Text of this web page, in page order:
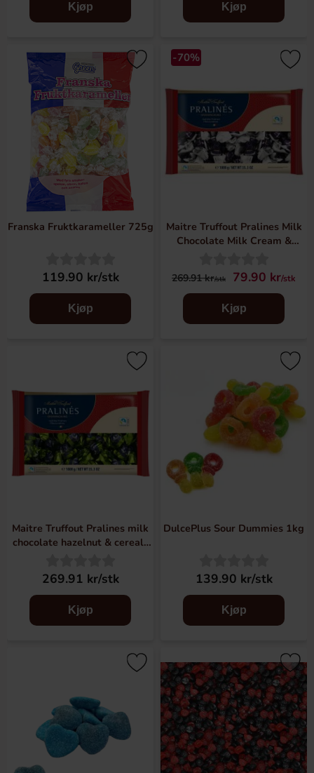
Kjøp Kjøp
Franska Fruktkarameller 725g
119.90 kr/stk
Kjøp
-70%
Maitre Truffout Pralines Milk
Chocolate Milk Cream &
269.91 kr/stk 79.90 kr/stk
Kjøp
Maitre Truffout Pralines milk
chocolate hazelnut & cereals
269.91 kr/stk
Kjøp
DulcePlus Sour Dummies 1kg
139.90 kr/stk
Kjøp